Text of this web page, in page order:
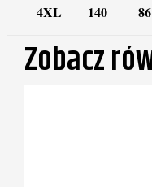
4XL 140 86
Zobacz